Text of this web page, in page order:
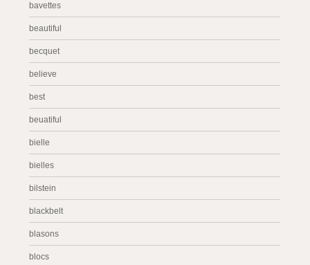
bavettes
beautiful
becquet
believe
best
beuatiful
bielle
bielles
bilstein
blackbelt
blasons
blocs